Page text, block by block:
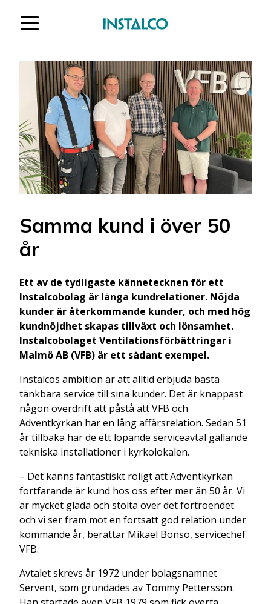
Samma kund i över 50
år
Ett av de tydligaste kännetecknen för ett
Instalcobolag är långa kundrelationer. Nöjda
kunder är återkommande kunder, och med hög
kundnöjdhet skapas tillväxt och lönsamhet.
Instalcobolaget Ventilationsförbättringar i
Malmö AB (VFB) är ett sådant exempel.
Instalcos ambition är att alltid erbjuda bästa
tänkbara service till sina kunder. Det är knappast
någon överdrift att påstå att VFB och
Adventkyrkan har en lång affärsrelation. Sedan 51
år tillbaka har de ett löpande serviceavtal gällande
tekniska installationer i kyrkolokalen.
– Det känns fantastiskt roligt att Adventkyrkan
fortfarande är kund hos oss efter mer än 50 år. Vi
är mycket glada och stolta över det förtroendet
och vi ser fram mot en fortsatt god relation under
kommande år, berättar Mikael Bönsö, servicechef
VFB.
Avtalet skrevs år 1972 under bolagsnamnet
Servent, som grundades av Tommy Pettersson.